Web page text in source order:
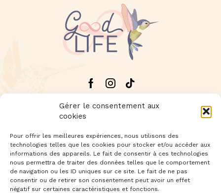
Gérer le consentement aux
cookies
Pour offrir les meilleures expériences, nous utilisons des
technologies telles que les cookies pour stocker et/ou accéder aux
informations des appareils. Le fait de consentir à ces technologies
nous permettra de traiter des données telles que le comportement
de navigation ou les ID uniques sur ce site. Le fait de ne pas
consentir ou de retirer son consentement peut avoir un effet
négatif sur certaines caractéristiques et fonctions.
Facebook
Instagram
Tik-
tok
Livraison offerte dès 60€ d'achat
Newsletter: Inscrivez-vous à notre newsletter